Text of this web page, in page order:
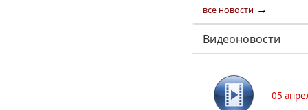
все новости →
Видеоновости
05